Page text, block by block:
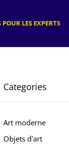
LES EXPERTS
Categories
Art moderne
Objets d'art